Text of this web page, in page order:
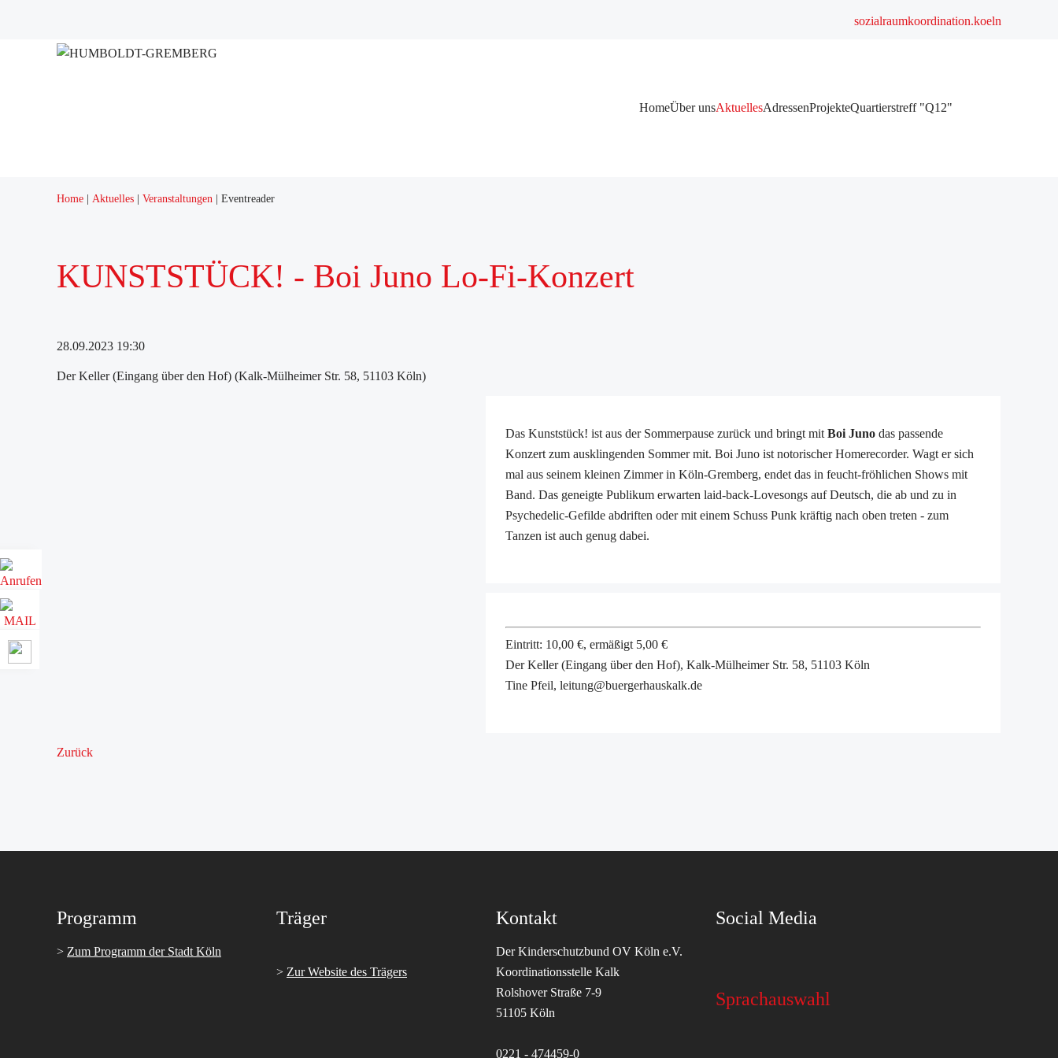
sozialraumkoordination.koeln
Navigation
HomeÜber unsAktuellesAdressenProjekteQuartierstreff "Q12"
Home Aktuelles Veranstaltungen Eventreader
KUNSTSTÜCK! - Boi Juno Lo-Fi-Konzert
28.09.2023 19:30
Der Keller (Eingang über den Hof) (Kalk-Mülheimer Str. 58, 51103 Köln)
Das Kunststück! ist aus der Sommerpause zurück und bringt mitBoi Juno das passende
Konzert zum ausklingenden Sommer mit. Boi Juno ist notorischer Homerecorder. Wagt er sich
mal aus seinem kleinen Zimmer in Köln-Gremberg, endet das in feucht-fröhlichen Shows mit
Band. Das geneigte Publikum erwarten laid-back-Lovesongs auf Deutsch, die ab und zu in
Psychedelic-Gefilde abdriften oder mit einem Schuss Punk kräftig nach oben treten - zum
Tanzen ist auch genug dabei.
Eintritt: 10,00 €, ermäßigt 5,00 €
Der Keller (Eingang über den Hof), Kalk-Mülheimer Str. 58, 51103 Köln
Tine Pfeil, leitung@buergerhauskalk.de
Zurück
Programm
> Zum Programm der Stadt Köln
Träger
> Zur Website des Trägers
Kontakt
Der Kinderschutzbund OV Köln e.V.
Koordinationsstelle Kalk
Rolshover Straße 7-9
51105 Köln
0221 - 474459-0
Social Media
Sprachauswahl